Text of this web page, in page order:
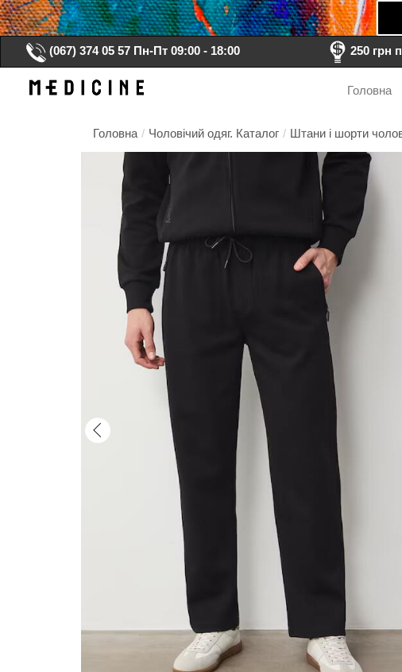
(067) 374 05 57 Пн-Пт 09:00 - 18:00 250 грн
Головна
Головна / Чоловічий одяг. Каталог / Штани і шорти